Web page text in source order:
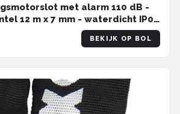
met alarm 110 dB -
12 m x 7 mm - waterdicht IP06
- voor motorfiets
BEKIJK OP BOL